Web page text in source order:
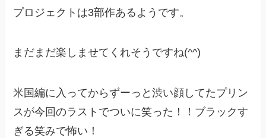
プロジェクトは3部作あるようです。
まだまだ楽しませてくれそうですね(^^)
米国編に入ってからずーっと渋い顔してたプリン
スが今回のラストでついに笑った！！ブラックす
ぎる笑みで怖い！